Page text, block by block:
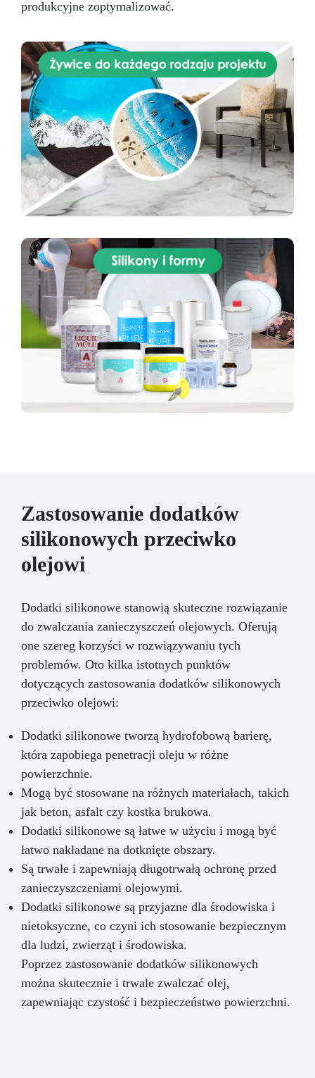
produkcyjne zoptymalizować.
Zastosowanie dodatków
silikonowych przeciwko
olejowi
Dodatki silikonowe stanowią skuteczne rozwiązanie
do zwalczania zanieczyszczeń olejowych. Oferują
one szereg korzyści w rozwiązywaniu tych
problemów. Oto kilka istotnych punktów
dotyczących zastosowania dodatków silikonowych
przeciwko olejowi:
Dodatki silikonowe tworzą hydrofobową barierę,
która zapobiega penetracji oleju w różne
powierzchnie.
Mogą być stosowane na różnych materiałach, takich
jak beton, asfalt czy kostka brukowa.
Dodatki silikonowe są łatwe w użyciu i mogą być
łatwo nakładane na dotknięte obszary.
Są trwałe i zapewniają długotrwałą ochronę przed
zanieczyszczeniami olejowymi.
Dodatki silikonowe są przyjazne dla środowiska i
nietoksyczne, co czyni ich stosowanie bezpiecznym
dla ludzi, zwierząt i środowiska.
Poprzez zastosowanie dodatków silikonowych
można skutecznie i trwale zwalczać olej,
zapewniając czystość i bezpieczeństwo powierzchni.